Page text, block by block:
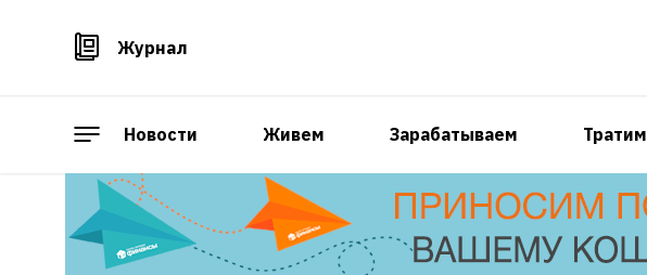
Журнал
Новости Живем Зарабатываем Тратим